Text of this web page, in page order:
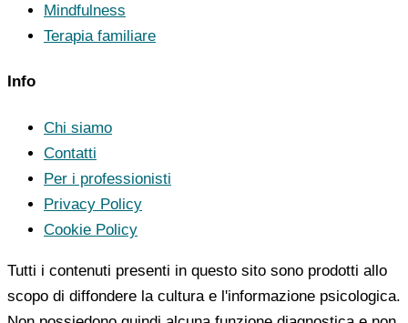
Mindfulness
Terapia familiare
Info
Chi siamo
Contatti
Per i professionisti
Privacy Policy
Cookie Policy
Tutti i contenuti presenti in questo sito sono prodotti allo
scopo di diffondere la cultura e l'informazione psicologica.